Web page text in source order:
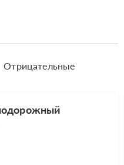
Отрицательные